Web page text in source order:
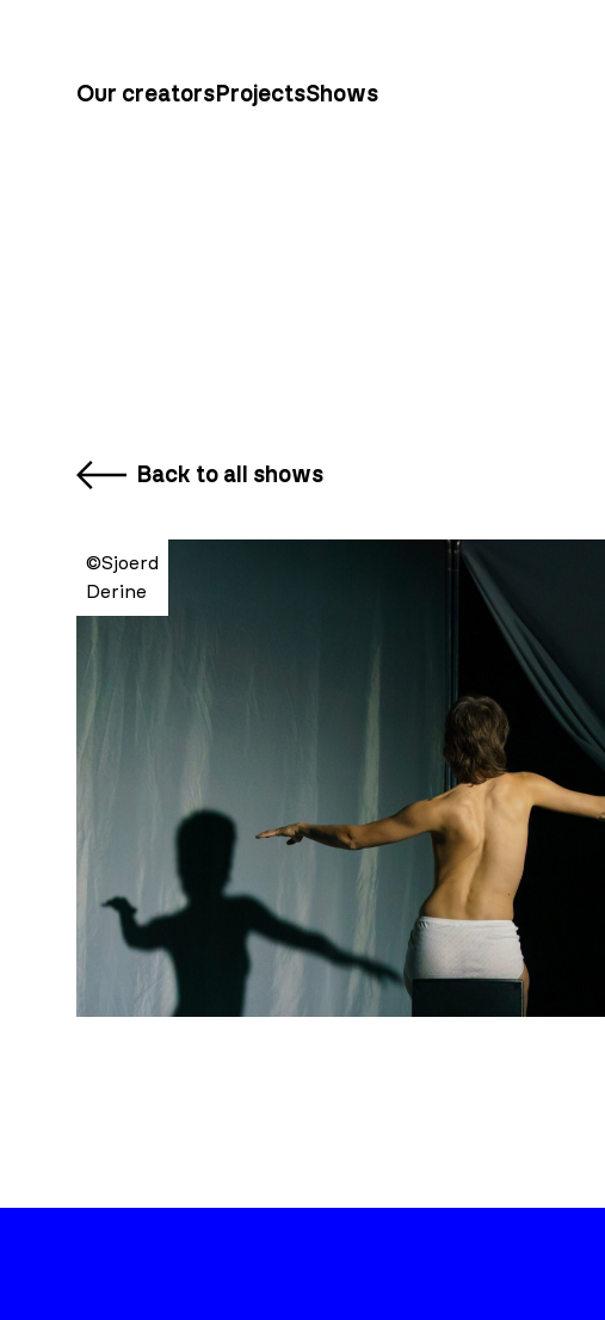
Our creators ProjectsShows
Back to all shows
©Sjoerd
Derine